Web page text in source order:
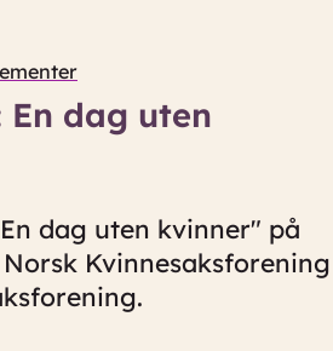
En dag uten
dag uten kvinner" på
Kvinnesaksforening